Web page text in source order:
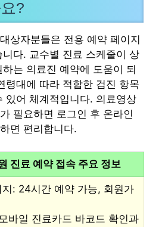
?
상자분들은 전용 예약 페이지
다. 교수별 진료 스케줄이 상
는 의료진 예약에 도움이 되
령대에 따라 적합한 검진 항목
있어 체계적입니다. 의료영상
필요하면 로그인 후 온라인
면 편리합니다.
진료 예약 접속 주요 정보
지: 24시간 예약 가능, 회원가
바일 진료카드 바코드 확인과